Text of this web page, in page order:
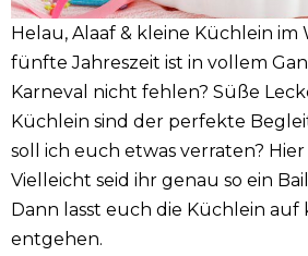
Helau, Alaaf & kleine Küchlein im
fünfte Jahreszeit ist in vollem
Karneval nicht fehlen? Süße
Küchlein sind der perfekte
soll ich euch etwas verraten?
Vielleicht seid ihr genau so ein
Dann lasst euch die Küchlein auf
entgehen.